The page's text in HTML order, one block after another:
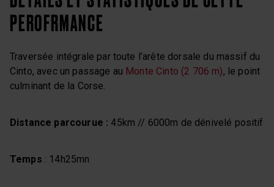
PEROFRMANCE
Traversée intégrale par toute l’arête dorsale du massif du
Cinto, avec un passage au Monte Cinto (2 706 m), le point
culminant de la Corse.
Distance parcourue : 45km // 6000m de dénivelé positif
Temps : 14h25mn